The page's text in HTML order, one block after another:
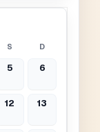
S D
5 6
12 13